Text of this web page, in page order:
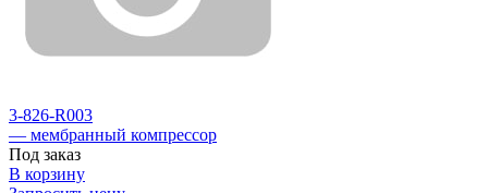
3-826-R003
— мембранный компрессор
Под заказ
В корзину